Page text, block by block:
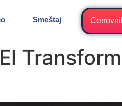
Smeštaj